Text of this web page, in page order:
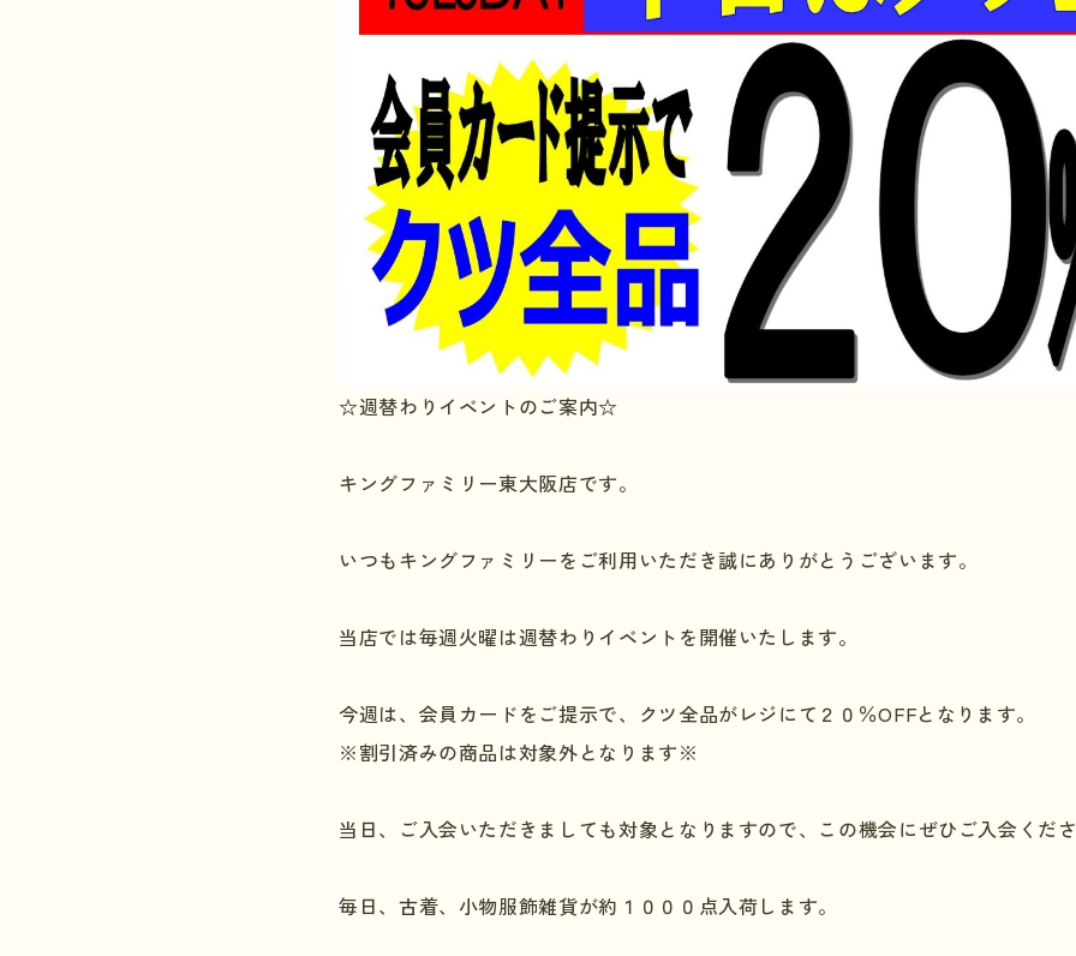
☆週替わりイベントのご案内☆
キングファミリー東大阪店です。
いつもキングファミリーをご利用いただき誠にありがとうございます。
当店では毎週火曜は週替わりイベントを開催いたします。
今週は、会員カードをご提示で、クツ全品がレジにて２０％OFFとなります。
※割引済みの商品は対象外となります※
当日、ご入会いただきましても対象となりますので、この機会にぜひご入会くださ
毎日、古着、小物服飾雑貨が約１０００点入荷します。